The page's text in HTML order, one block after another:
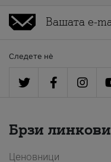
Следете нè
Брзи линкови
Ценовници